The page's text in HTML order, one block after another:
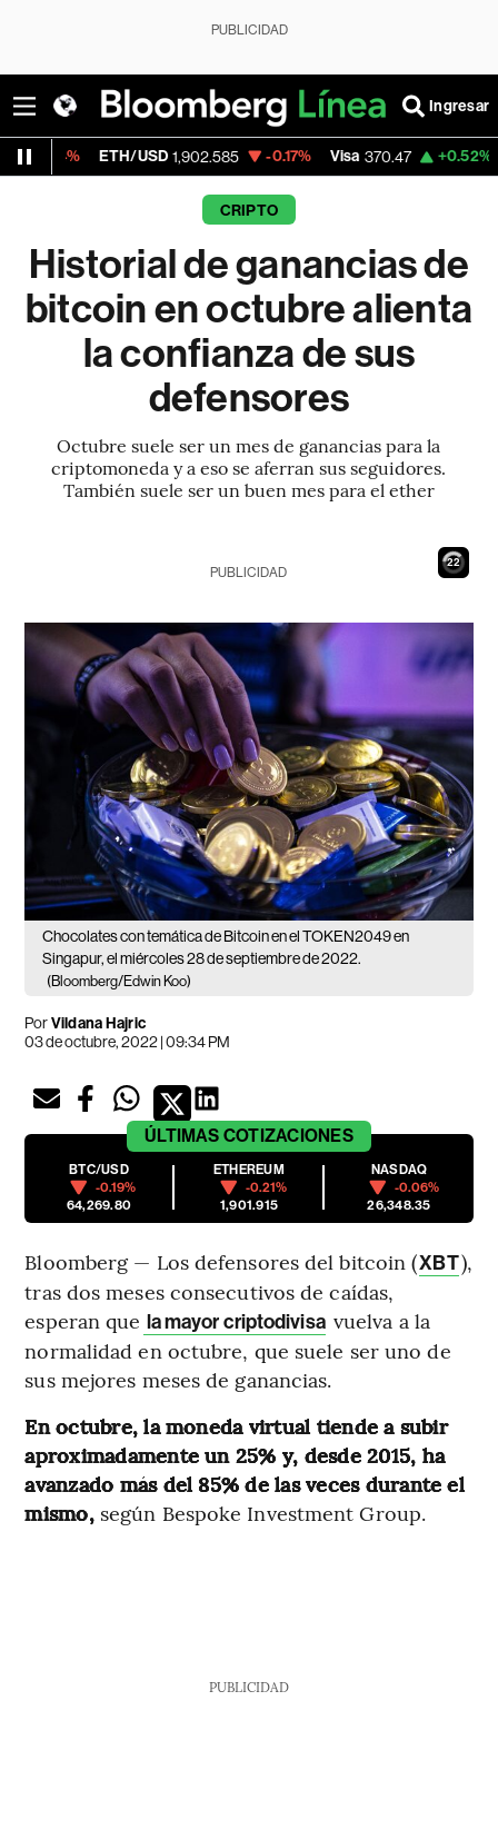
PUBLICIDAD
Ingresar
ETH/USD 1,902.585 -0.17% Visa 370.47 +0.52%
CRIPTO
Historial de ganancias de
bitcoin en octubre alienta
la confianza de sus
defensores
Octubre suele ser un mes de ganancias para la
criptomoneda y a eso se aferran sus seguidores.
También suele ser un buen mes para el ether
21
PUBLICIDAD
Chocolates con temática de Bitcoin en el TOKEN2049 en
Singapur, el miércoles 28 de septiembre de 2022.
(Bloomberg/Edwin Koo)
PorVildana Hajric
03 de octubre, 2022 | 09:34 PM
ÚLTIMAS COTIZACIONES
BTC/USD
-0.19%
64,269.80
ETHEREUM
-0.21%
1,901.915
NASDAQ
-0.06%
26,348.35
Bloomberg — Los defensores del bitcoin (XBT),
tras dos meses consecutivos de caídas,
esperan que la mayor criptodivisa vuelva a la
normalidad en octubre, que suele ser uno de
sus mejores meses de ganancias.
En octubre, la moneda virtual tiende a subir
aproximadamente un 25% y, desde 2015, ha
avanzado más del 85% de las veces durante el
mismo,según Bespoke Investment Group.
PUBLICIDAD